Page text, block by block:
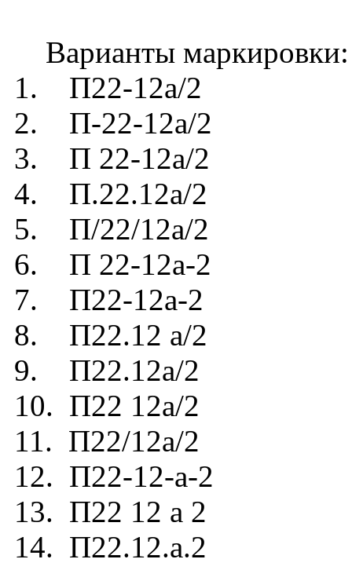
Варианты маркировки:
1. П22-12а/2
2. П-22-12а/2
3. П 22-12а/2
4. П.22.12а/2
5. П/22/12а/2
6. П 22-12а-2
7. П22-12а-2
8. П22.12 а/2
9. П22.12а/2
10. П22 12а/2
11. П22/12а/2
12. П22-12-а-2
13. П22 12 а 2
14. П22.12.а.2